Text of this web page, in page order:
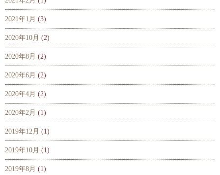
2021年1月 (3)
2020年10月 (2)
2020年8月 (2)
2020年6月 (2)
2020年4月 (2)
2020年2月 (1)
2019年12月 (1)
2019年10月 (1)
2019年8月 (1)